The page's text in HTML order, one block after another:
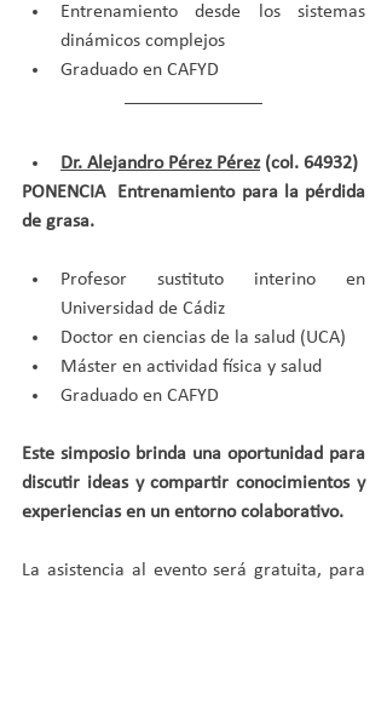
Entrenamiento desde los sistemas
dinámicos complejos
Graduado en CAFYD
Dr. Alejandro Pérez Pérez (col. 64932)
PONENCIA  Entrenamiento para la pérdida
de grasa.
Profesor sustituto interino en
Universidad de Cádiz
Doctor en ciencias de la salud (UCA)
Máster en actividad física y salud
Graduado en CAFYD
Este simposio brinda una oportunidad para
discutir ideas y compartir conocimientos y
experiencias en un entorno colaborativo.
La asistencia al evento será gratuita, para